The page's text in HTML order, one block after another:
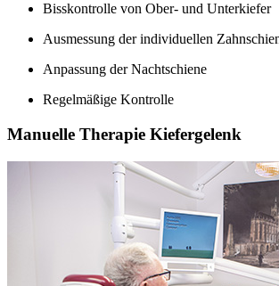
Bisskontrolle von Ober- und Unterkiefer
Ausmessung der individuellen
Anpassung der Nachtschiene
Regelmäßige Kontrolle
Manuelle Therapie Kiefergelenk